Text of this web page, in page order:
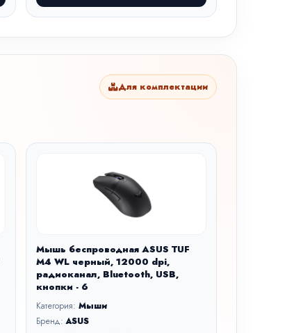
Для комплектации
Мышь беспроводная ASUS TUF
M4 WL черный, 12000 dpi,
радиоканал, Bluetooth, USB,
кнопки - 6
Категория: Мыши
Бренд:ASUS